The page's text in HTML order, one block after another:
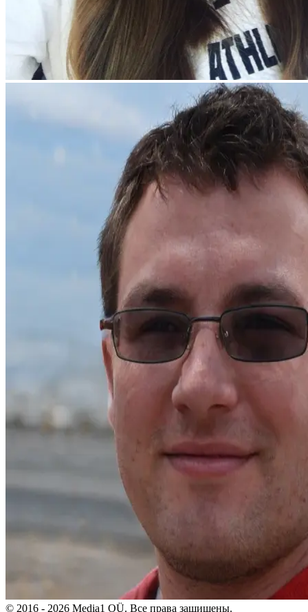
© 2016 - 2026 Media1 OÜ. Все права защищены.